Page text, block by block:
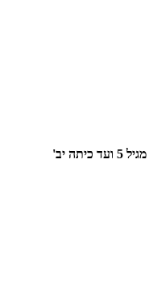
מגיל 5 ועד כיתה יב'